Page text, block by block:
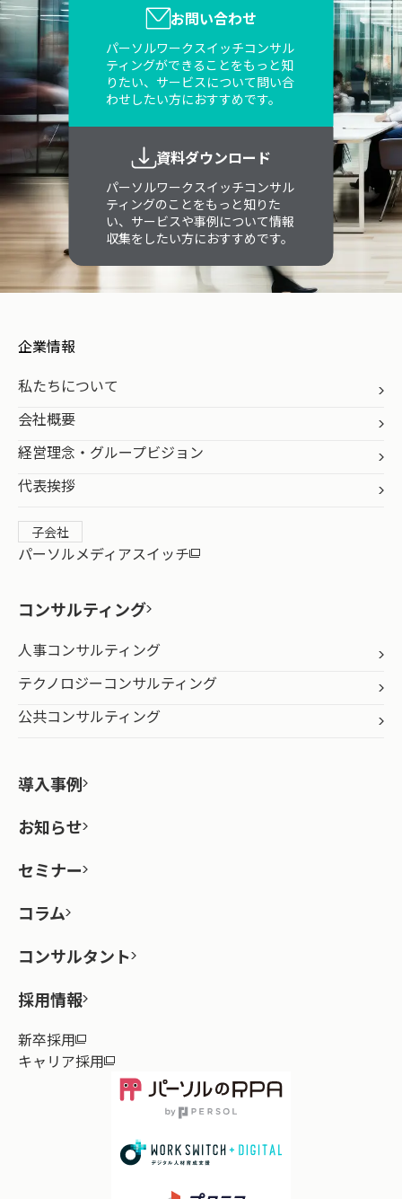
お問い合わせ
パーソルワークスイッチコンサル
ティングができることをもっと知
りたい、サービスについて問い合
わせしたい方におすすめです。
資料ダウンロード
パーソルワークスイッチコンサル
ティングのことをもっと知りた
い、サービスや事例について情報
収集をしたい方におすすめです。
企業情報
私たちについて
会社概要
経営理念・グループビジョン
代表挨拶
子会社
パーソルメディアスイッチ
コンサルティング
人事コンサルティング
テクノロジーコンサルティング
公共コンサルティング
導入事例
お知らせ
セミナー
コラム
コンサルタント
採用情報
新卒採用
キャリア採用